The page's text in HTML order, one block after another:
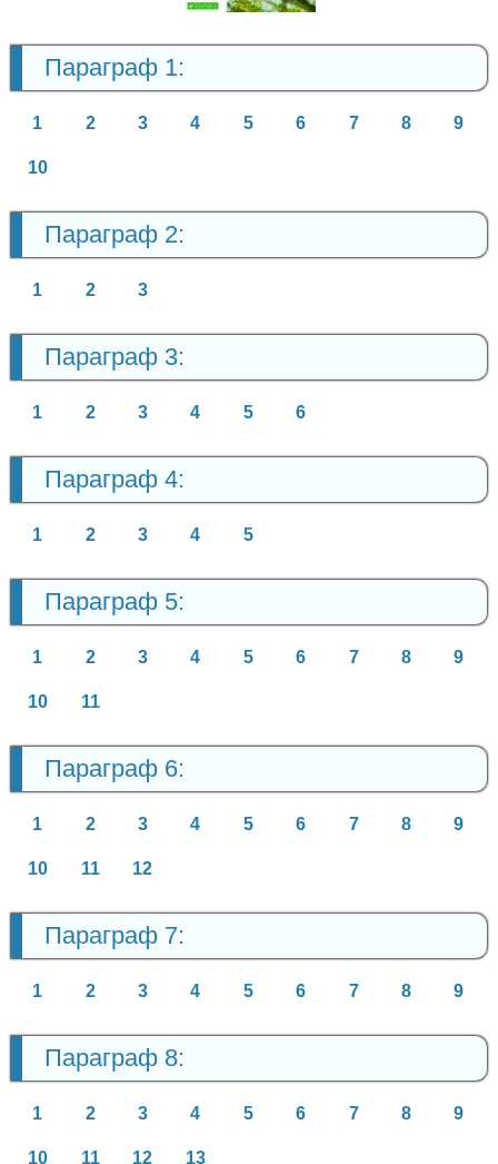
Параграф 1:
1 2 3 4 5 6 7 8 9
10
Параграф 2:
1 2 3
Параграф 3:
1 2 3 4 5 6
Параграф 4:
1 2 3 4 5
Параграф 5:
1 2 3 4 5 6 7 8 9
10 11
Параграф 6:
1 2 3 4 5 6 7 8 9
10 11 12
Параграф 7:
1 2 3 4 5 6 7 8 9
Параграф 8:
1 2 3 4 5 6 7 8 9
10 11 12 13